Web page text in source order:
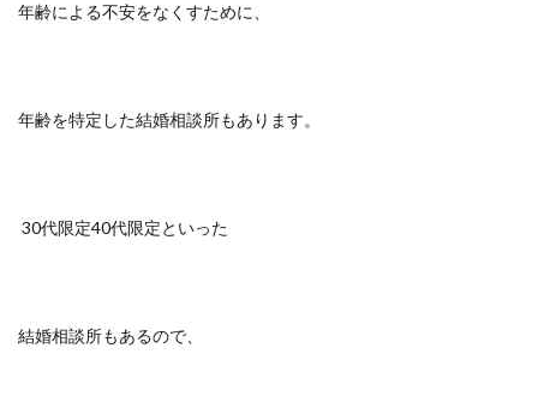
年齢による不安をなくすために、
年齢を特定した結婚相談所もあります。
30代限定40代限定といった
結婚相談所もあるので、